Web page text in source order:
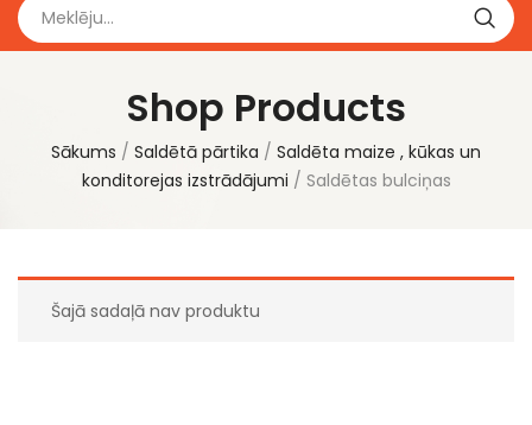
Shop Products
Sākums Saldētā pārtika
Saldēta maize , kūkas un
konditorejas izstrādājumi
Saldētas bulciņas
Šajā sadaļā nav produktu